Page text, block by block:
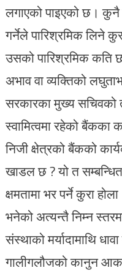
लगाएको पाइएको छ। कुनै
गर्नेले पारिश्रमिक लिने
उसको पारिश्रमिक कति
अभाव वा व्यक्तिको
सरकारका मुख्य
स्वामित्वमा रहेको बैंकका
निजी क्षेत्रको बैंकको
खाडल छ ? यो त
क्षमतामा भर पर्ने कुरा
भनेको अत्यन्तै निम्न
संस्थाको मर्यादामाथि
गालीगलौजको कानुन